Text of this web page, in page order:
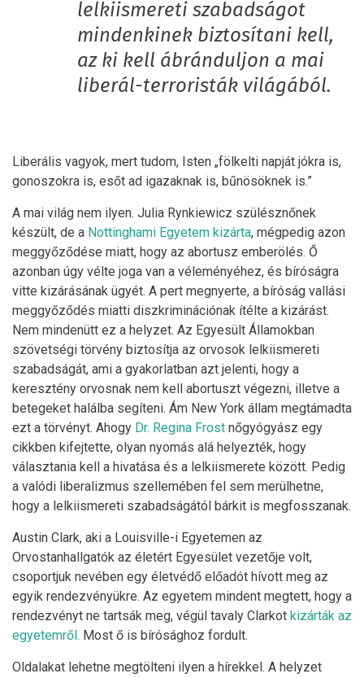
lelkiismereti szabadságot
mindenkinek biztosítani kell,
az ki kell ábránduljon a mai
liberál-terroristák világából.
Liberális vagyok, mert tudom, Isten „fölkelti napját jókra is,
gonoszokra is, esőt ad igazaknak is, bűnösöknek is.”
A mai világ nem ilyen. Julia Rynkiewicz szülésznőnek
készült, de a Nottinghami Egyetem kizárta, mégpedig azon
meggyőződése miatt, hogy az abortusz emberölés. Ő
azonban úgy vélte joga van a véleményéhez, és bíróságra
vitte kizárásának ügyét. A pert megnyerte, a bíróság vallási
meggyőződés miatti diszkriminációnak ítélte a kizárást.
Nem mindenütt ez a helyzet. Az Egyesült Államokban
szövetségi törvény biztosítja az orvosok lelkiismereti
szabadságát, ami a gyakorlatban azt jelenti, hogy a
keresztény orvosnak nem kell abortuszt végezni, illetve a
betegeket halálba segíteni. Ám New York állam megtámadta
ezt a törvényt. Ahogy Dr. Regina Frost nőgyógyász egy
cikkben kifejtette, olyan nyomás alá helyezték, hogy
választania kell a hivatása és a lelkiismerete között. Pedig
a valódi liberalizmus szellemében fel sem merülhetne,
hogy a lelkiismereti szabadságától bárkit is megfosszanak.
Austin Clark, aki a Louisville-i Egyetemen az
Orvostanhallgatók az életért Egyesület vezetője volt,
csoportjuk nevében egy életvédő előadót hívott meg az
egyik rendezvényükre. Az egyetem mindent megtett, hogy a
rendezvényt ne tartsák meg, végül tavaly Clarkot kizárták az
egyetemről. Most ő is bírósághoz fordult.
Oldalakat lehetne megtölteni ilyen a hírekkel. A helyzet